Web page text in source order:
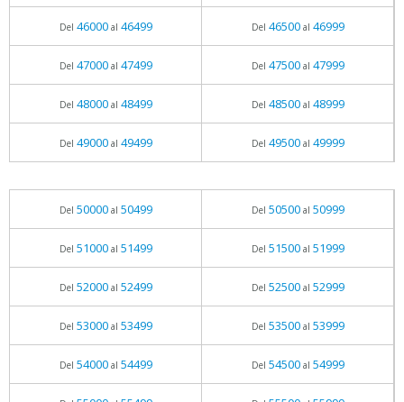
Del 46000al 46499 Del 46500al 46999
Del 47000al 47499 Del 47500al 47999
Del 48000al 48499 Del 48500al 48999
Del 49000al 49499 Del 49500al 49999
Del 50000al 50499 Del 50500al 50999
Del 51000al 51499 Del 51500al 51999
Del 52000al 52499 Del 52500al 52999
Del 53000al 53499 Del 53500al 53999
Del 54000al 54499 Del 54500al 54999